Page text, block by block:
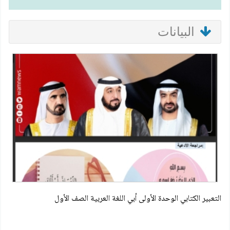
البيانات
التعبير الكتابي الوحدة الأولى أبي اللغة العربية الصف الأول